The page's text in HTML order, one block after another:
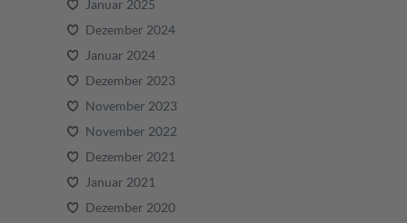
Januar 2025
Dezember 2024
Januar 2024
Dezember 2023
November 2023
November 2022
Dezember 2021
Januar 2021
Dezember 2020